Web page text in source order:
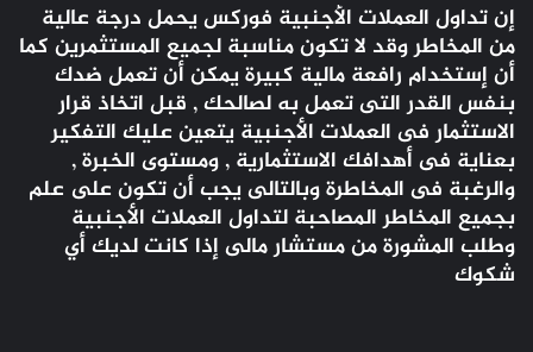
إن تداول العملات الأجنبية فوركسيحمل درجة عالية
من المخاطر وقد لا تكون مناسبة لجميع المستثمرين كما
أن إستخدام رافعة مالية كبيرة يمكن أن تعمل ضدك
بنفس القدر التى تعمل به لصالحك , قبل اتخاذ قرار
الاستثمار فى العملات الأجنبية يتعين عليك التفكير
بعناية فى أهدافك الاستثمارية , ومستوى الخبرة ,
والرغبة فى المخاطرة وبالتالى يجب أن تكون على علم
بجميع المخاطر المصاحبة لتداول العملات الأجنبية
وطلب المشورة من مستشار مالى إذا كانت لديك أي
شكوك